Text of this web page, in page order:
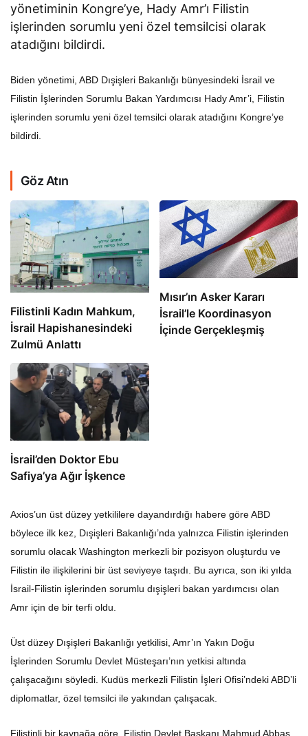
yönetiminin Kongre’ye, Hady Amr’ı Filistin
işlerinden sorumlu yeni özel temsilcisi olarak
atadığını bildirdi.
Biden yönetimi, ABD Dışişleri Bakanlığı bünyesindeki İsrail ve
Filistin İşlerinden Sorumlu Bakan Yardımcısı Hady Amr’i, Filistin
işlerinden sorumlu yeni özel temsilci olarak atadığını Kongre’ye
bildirdi.
Göz Atın
Filistinli Kadın Mahkum,
İsrail Hapishanesindeki
Zulmü Anlattı
Mısır’ın Asker Kararı
İsrail’le Koordinasyon
İçinde Gerçekleşmiş
İsrail’den Doktor Ebu
Safiya’ya Ağır İşkence
Axios’un üst düzey yetkililere dayandırdığı habere göre ABD
böylece ilk kez, Dışişleri Bakanlığı’nda yalnızca Filistin işlerinden
sorumlu olacak Washington merkezli bir pozisyon oluşturdu ve
Filistin ile ilişkilerini bir üst seviyeye taşıdı. Bu ayrıca, son iki yılda
İsrail-Filistin işlerinden sorumlu dışişleri bakan yardımcısı olan
Amr için de bir terfi oldu.
Üst düzey Dışişleri Bakanlığı yetkilisi, Amr’ın Yakın Doğu
İşlerinden Sorumlu Devlet Müsteşarı’nın yetkisi altında
çalışacağını söyledi. Kudüs merkezli Filistin İşleri Ofisi’ndeki ABD’li
diplomatlar, özel temsilci ile yakından çalışacak.
Filistinli bir kaynağa göre, Filistin Devlet Başkanı Mahmud Abbas